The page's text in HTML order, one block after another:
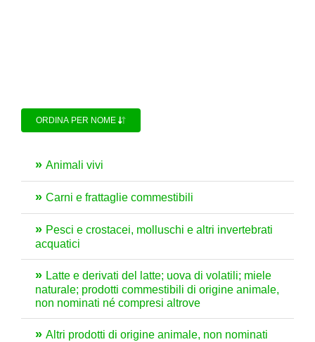
ORDINA PER NOME
Animali vivi
Carni e frattaglie commestibili
Pesci e crostacei, molluschi e altri invertebrati
acquatici
Latte e derivati del latte; uova di volatili; miele
naturale; prodotti commestibili di origine animale,
non nominati né compresi altrove
Altri prodotti di origine animale, non nominati